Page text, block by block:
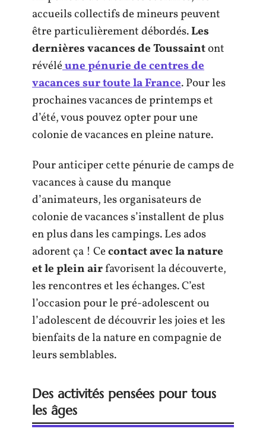
accueils collectifs de mineurs peuvent
être particulièrement débordés.Les
dernières vacances de Toussaintont
révéléune pénurie de centres de
vacances sur toute la France. Pour les
prochaines vacances de printemps et
d’été, vous pouvez opter pour une
colonie de vacances en pleine nature.
Pour anticiper cette pénurie de camps de
vacances à cause du manque
d’animateurs, les organisateurs de
colonie de vacances s’installent de plus
en plus dans les campings. Les ados
adorent ça ! Cecontact avec la nature
et le plein airfavorisent la découverte,
les rencontres et les échanges. C’est
l’occasion pour le pré-adolescent ou
l’adolescent de découvrir les joies et les
bienfaits de la nature en compagnie de
leurs semblables.
Des activités pensées pour tous
les âges